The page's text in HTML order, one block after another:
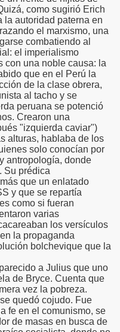
como sugirió Erich
la autoridad paterna en
el marxismo, una
combatiendo al
el imperialismo
con una noble causa: la
que en el Perú la
de la clase obrera,
al tacho y se
peruana se potenció
Crearon una
"izquierda caviar")
alturas, hablaba de los
solo conocían por
antropología, donde
Su prédica
que un enlatado
y que se repartía
como si fueran
varias
los versículos
la propaganda
bolchevique que la
a Julius que uno
de Bryce. Cuenta que
vez la pobreza.
quedó cojudo. Fue
fe en el comunismo, se
de masas en busca de